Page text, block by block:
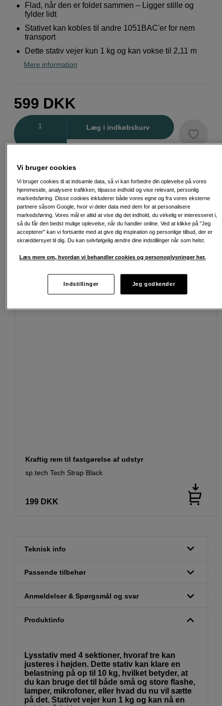
Flad, når den er foldet sammen – Ligger stille og
fylder lidt
Stativet kan kobles til andre 1051BAC'er for nem
transport
Dette stativ vejer kun 1 kg og kan vokse til 2,11 m
Mere information
599 DKK
Læg i indkøbskurv
Fri fragt ved køb over 500 kr.
30 dages returret
Personlig service og ekspertrådgivning
Passende tilbehør Se flere tilbehør
Kraftig rem til fastgørelse af udstyr
sp.tech Tech Strap Black
199 DKK
Teknisk info
Passende tilbehør
Anmeldelser & Spørgsmål og svar
Produktinfo
Lysstativ med 4 sektioner, hvoraf tre kan
justeres i højden. Dette stativ kan klare en
belastning på op til 10 kg, hvilket betyder, at
du kan bruge det til både små og store flashe,
lamper, mikrofoner, eller hvad du nu vil sætte
på det. Stativet vejer kun 1 kg og kan nå en
Vi bruger cookies
Vi bruger cookies til at indsamle data, så vi kan forbedre din oplevelse på vores
hjemmeside, analysere trafikken, tilpasse indhold og vise relevant, personlig
markedsføring. Disse cookies inkluderer både vores egne og fra vores eksterne
partnere såsom Google, hvor vi deler data med dem for at personalisere
markedsføring. Vores mål er altid at vise dig det indhold, du virkelig er interesseret i,
så du får den bedst mulige oplevelse, når du handler online. Ved at klikke på "Jeg
accepterer" kan vi fortsætte med at give dig inspiration og personlige tilbud, der er
skræddersyet til dig. Du kan selvfølgelig ændre dine indstillinger når som helst.
Læs mere om, hvordan vi behandler cookies og personoplysninger her.
Indstillinger Jeg godkender